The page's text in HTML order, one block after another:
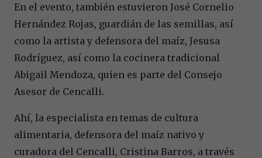
En el evento, también estuvieron José Cornelio
Hernández Rojas, guardián de las semillas, así
como la artista y defensora del maíz, Jesusa
Rodríguez, así como la cocinera tradicional
Abigail Mendoza, quien es parte del Consejo
Asesor de Cencalli.
Ahí, la especialista en temas de cultura
alimentaria, defensora del maíz nativo y
curadora del Cencalli, Cristina Barros, a través